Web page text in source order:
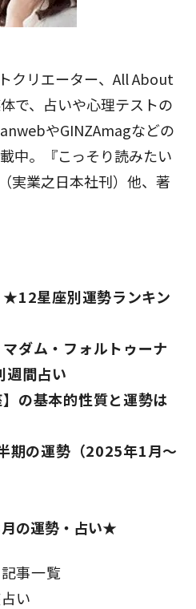
クリエーター、All About
で、占いや心理テストの
やGINZAmagなどの
中。『こっそり読みたい
実業之日本社刊）他、著
★12星座別運勢ランキン
マダム・フォルトゥーナ
週間占い
】の基本的性質と運勢は
期の運勢（2025年1月～
の運勢・占い★
事一覧
い